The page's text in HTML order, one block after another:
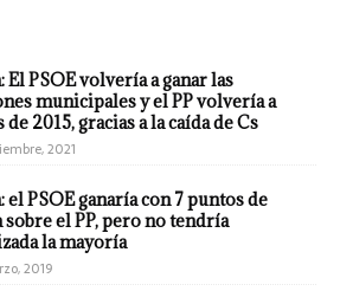
El PSOE volvería a ganar las
municipales y el PP volvería a
2015, gracias a la caída de Cs
2021
el PSOE ganaría con 7 puntos de
sobre el PP, pero no tendría
la mayoría
2019